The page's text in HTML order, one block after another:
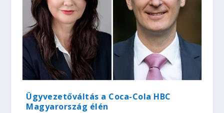
Ügyvezetőváltás a Coca-Cola HBC
Magyarország élén